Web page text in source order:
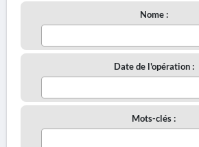
Nome :
Date de l'opération :
Mots-clés :